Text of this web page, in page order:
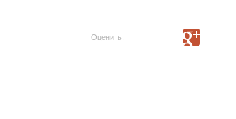
Оценить: